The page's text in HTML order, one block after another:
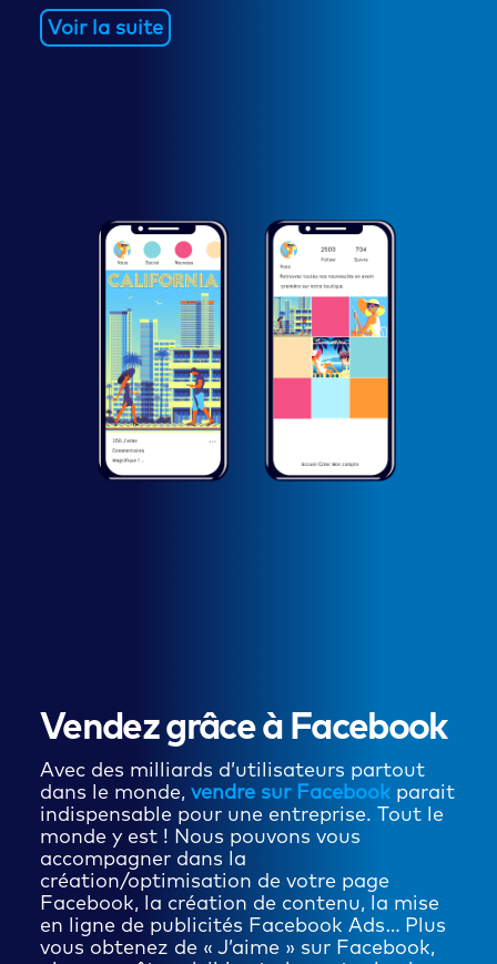
Voir la suite
Vendez grâce à Facebook
Avec des milliards d’utilisateurs partout
dans le monde, vendre sur Facebook parait
indispensable pour une entreprise. Tout le
monde y est ! Nous pouvons vous
accompagner dans la
création/optimisation de votre page
Facebook, la création de contenu, la mise
en ligne de publicités Facebook Ads… Plus
vous obtenez de « J’aime » sur Facebook,